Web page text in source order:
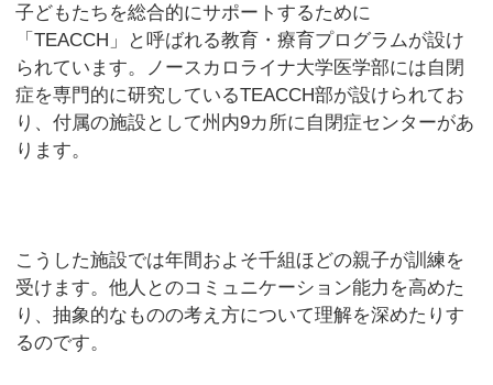
子どもたちを総合的にサポートするために
「TEACCH」と呼ばれる教育・療育プログラムが設け
られています。ノースカロライナ大学医学部には自閉
症を専門的に研究しているTEACCH部が設けられてお
り、付属の施設として州内9カ所に自閉症センターがあ
ります。
こうした施設では年間およそ千組ほどの親子が訓練を
受けます。他人とのコミュニケーション能力を高めた
り、抽象的なものの考え方について理解を深めたりす
るのです。